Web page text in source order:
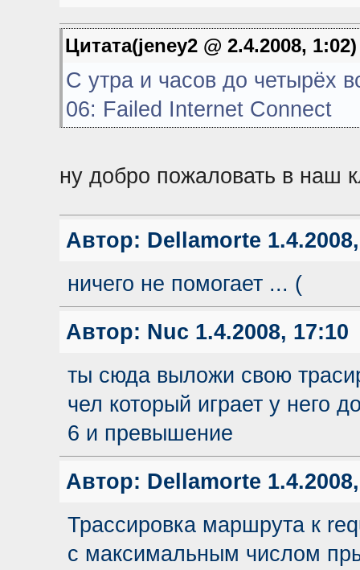
Цитата(jeney2 @ 2.4.2008,
C утра и часов до четырёх
06: Failed Internet Connect
ну добро пожаловать в наш
Автор: Dellamorte
ничего не помогает ... (
Автор: Nuc 1.4.2008, 17:10
ты сюда выложи свою
чел который играет у него
6 и превышение
Автор: Dellamorte
Трассировка маршрута к
с максимальным числом